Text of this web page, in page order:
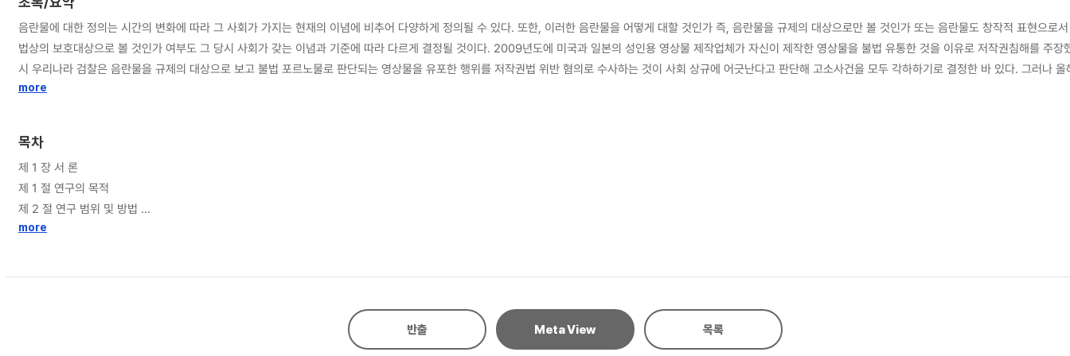
음란물에 대한 정의는 시간의 변화에 따라 그 사회가 가지는 현재의 이념에 비추어 다양하게 정의될 수 있다. 또한, 이러한 음란물을 어떻게 대할 것인가 즉, 음란물을 규제의 대상으로만 볼 것인가 또는 음란물도 창작적 표현으로
법상의 보호대상으로 볼 것인가 여부도 그 당시 사회가 갖는 이념과 기준에 따라 다르게 결정될 것이다. 2009년도에 미국과 일본의 성인용 영상물 제작업체가 자신이 제작한 영상물을 불법 유통한 것을 이유로 저작권침해를 주장
시 우리나라 검찰은 음란물을 규제의 대상으로 보고 불법 포르노물로 판단되는 영상물을 유포한 행위를 저작권법 위반 혐의로 수사하는 것이 사회 상규에 어긋난다고 판단해 고소사건을 모두 각하하기로 결정한 바 있다. 그러나
6. 11. 대법원이 웹사이트에 음란한 내용이 담긴 영상저작물을 업로드 하여 불특정 다수의 회원들이 다운로드 받을 수 있도록 한 행위에 대하여 저작권자의 복제권 및 공중송신권을 침해하여 저작권법 위반이라는 내용의 판결을
경우 처벌하도록 규정하고 있으므로 음란물에 대한 저작권보호와 음란물을 규제하는 형법, 정보통신망이용촉진및정보보호에 관한 법률 등이 충돌된다. 따라서 이러한 음란물에 대한 저작권법상의 보호적인 태도와 형법 등에 의한
태도의 충돌에 따라 음란물에 대하여 저작권을 인정하더라도 음란물 저작자에게 저작권법이 인정하는 권리를 제한 없이 인정할 수 있는지에 대한 논의의 필요성이 대두된다. 이러한 음란물 저작권자의 권리행사 제한의 근거를 연구하기 위
하여 먼저 음란물을 형법 등에서 제작 또는 유통이 규제되는 영상물로 정의하고 미국, 일본, 독일 등의 음란물에 대한 저작권인정여부 및 음란물 규제 법안을 우리나라와 비교하여 살펴본 후 음란물 저작권자의 권리행사 범위와 제
를 찾기 위하여 미국, 일본, 독일 등의 음란물 저작권자의 손해배상청구소송 현황을 살펴보았다. 원고의 동일한 행동이 저작권에서는 보호되고 형법등에서는 처벌되는 모순적인 문제점이 있으므로 법제도 자체를 개정하는 것이 궁
가장 바람직한 결과가 될 것이나, 본 논문에서는 현행법체계 하에서 적용 가능한 음란물 저작권자의 민사상 권리행사에 대한 판단기준을 다음과 같이 제시하였다. 먼저, 독일의 형법상 포르노그래피 규정을 참고하여 폭력적 포르노그래피,
하고 그 결과로 제작자에게 저작권자로서의 권리를 부정하는 것이 바람직하다. 다음으로, 하드 포르노그래피 이외의 음란물로서 “인간의 사상 또는 감정을 표현한 창작물’에 해당된다고 인정되는 영상물의 경우에는 저작물성이 인
배상청구와 같은 적극적인 권리행사의 경우에는 음란물 저작권자의 손해배상청구가 형법 등에서 금지하는 음란물 유통으로 인한 수익을 추구하기 위하여 저작권을 이용하는 것과 같이 그 행태 등에 비추어 저작권 남용의 요건인
위반된다는 요건을 갖춘 경우 권리남용에 해당되어 그 행사가 제한된다고 판단하여야 한다. 적극적 권리행사에 대하여 개별적으로 권리남용 요건을 따져보고 권리행사의 제한여부를 결정하는 것이 모든 음란물 저작권자의 손해배
more
목차
제 1 장 서 론
제 1 절 연구의 목적
제 2 절 연구 범위 및 방법
more
반출 Meta View 목록